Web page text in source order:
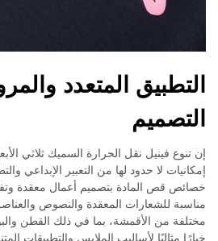
التطبيق المتعدد
التصميم
إن تنوع فينيل نقل الحرارة السميك ثلاثي
إمكانيات لا حدود لها من التعبير الإبداعي
خصائص قص المادة بتصميم أعمال معقدة
مناسبة للشعارات المعقدة والنصوص والعناصر
مختلفة من الأقمشة، بما في ذلك القطن
خيارًا مثاليًا لأساليب الملابس والتطبيقات